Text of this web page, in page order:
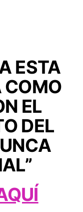
ESTA
COMO
EL
DEL